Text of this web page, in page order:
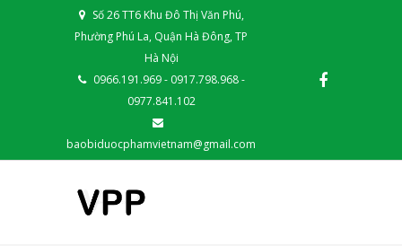
Số 26 TT6 Khu Đô Thị Văn Phú,
Phường Phú La, Quận Hà Đông, TP
Hà Nội
0966.191.969 - 0917.798.968 -
0977.841.102
baobiduocphamvietnam@gmail.com